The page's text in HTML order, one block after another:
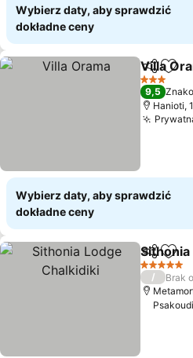
Wybierz daty, aby sprawdzić
dokładne ceny
Villa
3 Kategoria
9,5
Hanioti,
Wybierz daty, aby sprawdzić
dokładne ceny
5 Kategoria
/
Brak